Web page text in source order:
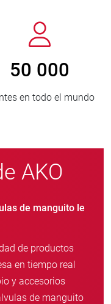
el mundo nuevos
AKO
de manguito le
de productos
en tiempo real
y accesorios
de manguito